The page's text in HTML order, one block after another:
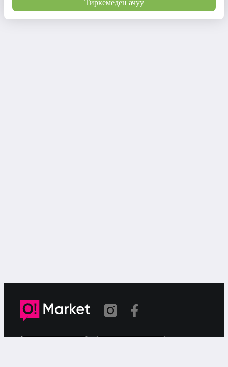
Тиркемеден ачуу